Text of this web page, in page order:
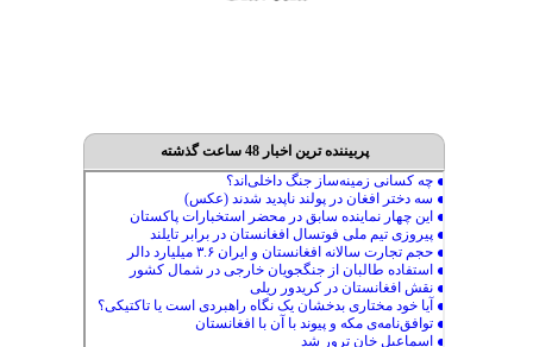
پربیننده ترین اخبار 48 ساعت گذشته